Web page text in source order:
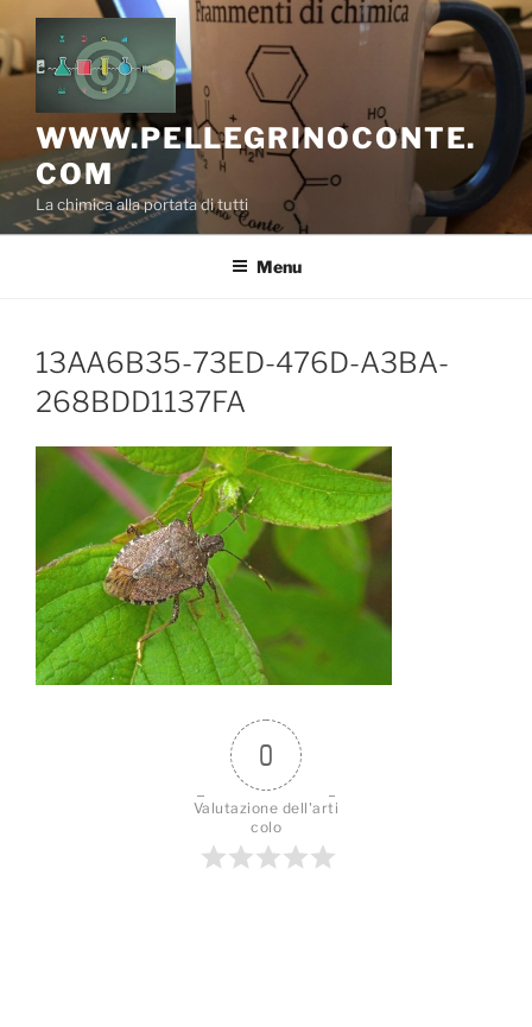
Salta
al
contenuto
WWW.PELLEGRINOCONTE.
COM
La chimica alla portata di tutti
Menu
13AA6B35-73ED-476D-A3BA-
268BDD1137FA
0
Valutazione dell'arti
colo